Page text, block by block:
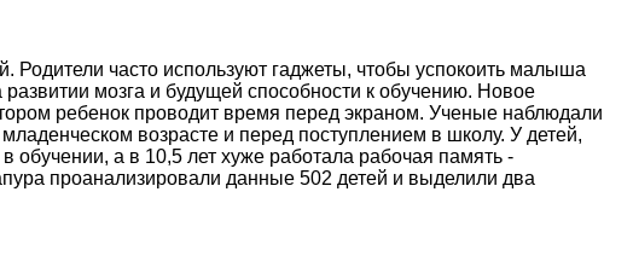
часто используют гаджеты, чтобы успокоить малыша
мозга и будущей способности к обучению. Новое
ребенок проводит время перед экраном. Ученые наблюдали
возрасте и перед поступлением в школу. У детей,
обучении, а в 10,5 лет хуже работала рабочая память -
проанализировали данные 502 детей и выделили два